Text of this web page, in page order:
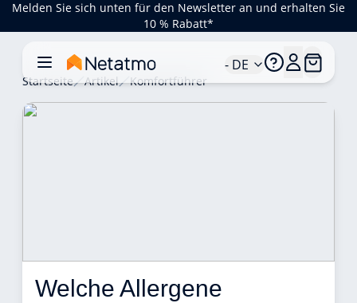
Melden Sie sich unten für den Newsletter an und erhalten Sie
10 % Rabatt*
- DE
Startseite Artikel Komfortführer
Welche Allergene